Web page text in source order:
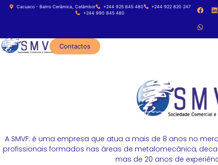
Cacuaco - Bairro Cerâmica, Catâmbor +244 925 845 480
+244 922 820 247
+244 990 845 480
Contactos
A SMVF: é uma empresa que atua a mais de 8 anos no
profissionais formados nas áreas de metalomecânica,
mas de 20 anos de